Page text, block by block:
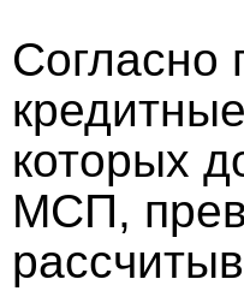
Согласно
которых
МСП,